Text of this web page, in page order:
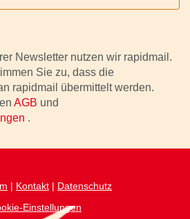
Newsletter nutzen wir rapidmail.
Sie zu, dass die
rapidmail übermittelt werden.
AGB und
.
| Kontakt | Datenschutz
Einstellungen